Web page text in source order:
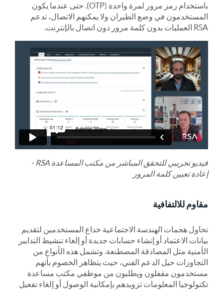
باستخدام رمز مرور لمرة واحدة (OTP). حتى عندما يكون
المستخدمون في وضع الطيران ولا يمكنهم الاتصال، تدعم
RSA العمليات بدون كلمة مرور دون اتصال بالإنترنت.
فيديو تجريبي للتحقق المباشر من مكتب المساعدة RSA -
إعادة تعيين كلمة المرور
مقاوم للالتفافية
تحاول هجمات الهندسة الاجتماعية خداع المستخدمين لتقديم
بيانات الاعتماد أو إنشاء حسابات جديدة أو إلغاء تنشيط التدابير
الأمنية مثل المصادقة المصطنعة. وتشمل هذه الأنواع من
التجاوزات حيل الدعم الفني، حيث يتظاهر الخصوم بأنهم
مستخدمون مقفلون ويطلبون من موظفي مكتب مساعدة
تكنولوجيا المعلومات تزويدهم بإمكانية الوصول أو إلغاء تفعيل